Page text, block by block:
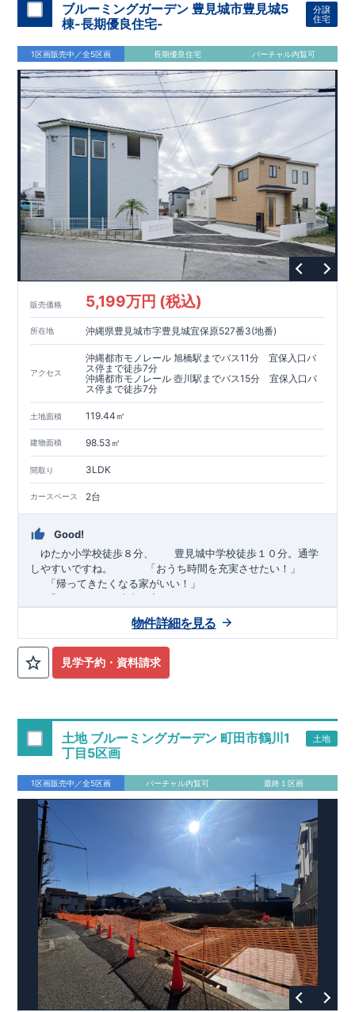
ブルーミングガーデン 豊見城市豊見城5
棟-長期優良住宅-
分譲
住宅
1区画販売中／全5区画 長期優良住宅 バーチャル内覧可
販売価格 5,199万円 (税込)
所在地 沖縄県豊見城市字豊見城宜保原527番3(地番)
アクセス
沖縄都市モノレール 旭橋駅までバス11分 宜保入口バ
ス停まで徒歩7分
沖縄都市モノレール 壺川駅までバス15分 宜保入口バ
ス停まで徒歩7分
土地面積 119.44㎡
建物面積 98.53㎡
間取り 3LDK
カースペース 2台
Good!
ゆたか小学校徒歩８分、 豊見城中学校徒歩１０分。通学
しやすいですね。
「おうち時間を充実させたい！」
「帰ってきたくなる家がいい！」
「おしゃれなら建売住宅もありかも！」
TEL:098-860-2201（火・水曜日定休日、年末年始休み）
■オプションではありません！全棟標準搭載
ム・ガス衣類乾燥機・食洗器・宅配ボックス・玄関電子キー・
成材にヒノキを使用しております！
■長期優良住宅もっと詳しく
「いい家を作って、きちんと手
7つの厳しい技術基準をクリアした物件だけが認定を受けられる
長期優良住宅。
長期優良住宅として認定を受けるためには、国が定めた下記7つ
の技術基準をクリアする必要があります。東栄住宅は全棟でク
リア！①耐震性②劣化対策③維持管理性④住戸面積⑤省エネル
ギー性⑥居住環境⑦維持保全管理
そのほかの魅力として、住宅ローン金利優遇、固定資産税の減
税、中古市場での売却時にも有利です。
住宅性能評価ダブル
取得
「設計」と「建設」のダブルで性
能を評価されています！図面を第三者機関へ提出します。外部
評価委員が建設中に3回、竣工時に1回の現場検査が行われま
す。構造の安定、劣化の軽減、維持管理への配慮、温熱環境・
エネルギー消費量（断熱等性能）の必須4分野、空気環境で、最
高等級取得！ ■ 耐震等級3 もっと詳しく 東栄住宅の建物
は、国が定めた耐震最高等級3を取得。建築基準法に定められ
た、｢数百年に一度発生する地震に対して、倒壊、崩壊しない｣
という基準から、さらに1.5倍の耐震力を達成しています。
風等級2 災害時の損傷の受けにくさを評価されています。建築
当社こだわりの空間アイディアをショート動画で
ご紹介しています。ここをクリック
見学予約・資料請求
物件詳細を見る
土地 ブルーミングガーデン 町田市鶴川1
丁目5区画
土地
1区画販売中／全5区画 バーチャル内覧可 最終１区画